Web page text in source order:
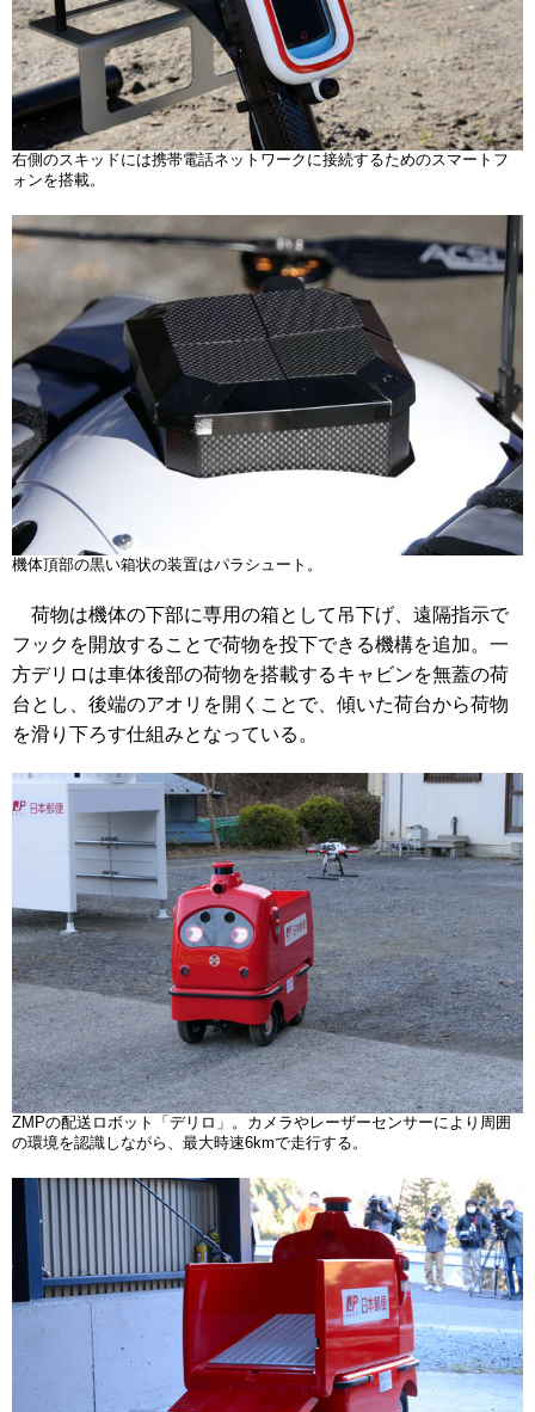
右側のスキッドには携帯電話ネットワークに接続するためのスマートフ
ォンを搭載。
機体頂部の黒い箱状の装置はパラシュート。
荷物は機体の下部に専用の箱として吊下げ、遠隔指示で
フックを開放することで荷物を投下できる機構を追加。一
方デリロは車体後部の荷物を搭載するキャビンを無蓋の荷
台とし、後端のアオリを開くことで、傾いた荷台から荷物
を滑り下ろす仕組みとなっている。
ZMPの配送ロボット「デリロ」。カメラやレーザーセンサーにより周囲
の環境を認識しながら、最大時速6kmで走行する。